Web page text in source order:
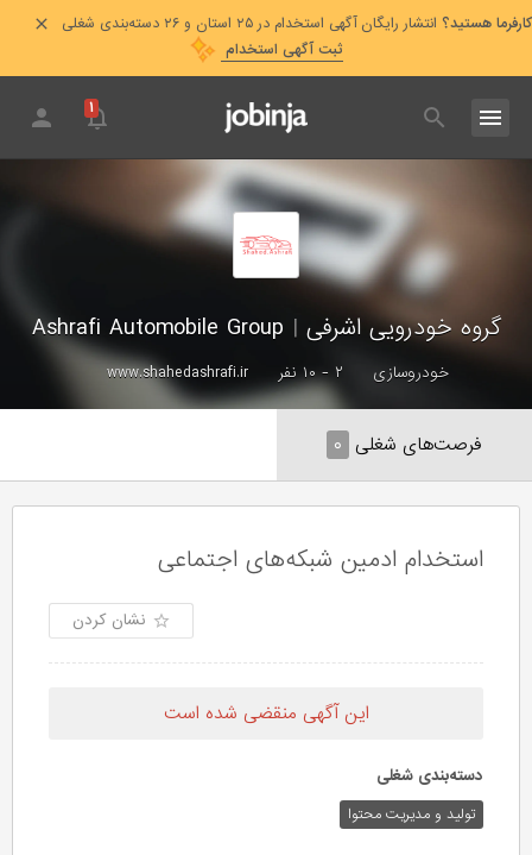
کارفرما هستید؟ انتشار رایگان آگهی استخدام در ۲۵ استان و ۲۶ دسته‌بندی شغلی
ثبت آگهی استخدام
۱
گروه خودرویی اشرفی |
خودروسازی ۲ - ۱۰ نفر www.shahedashrafi.ir
فرصت‌های شغلی ۰
استخدام ادمین شبکه‌های اجتماعی
نشان کردن
این آگهی منقضی شده است
دسته‌بندی شغلی
تولید و مدیریت محتوا